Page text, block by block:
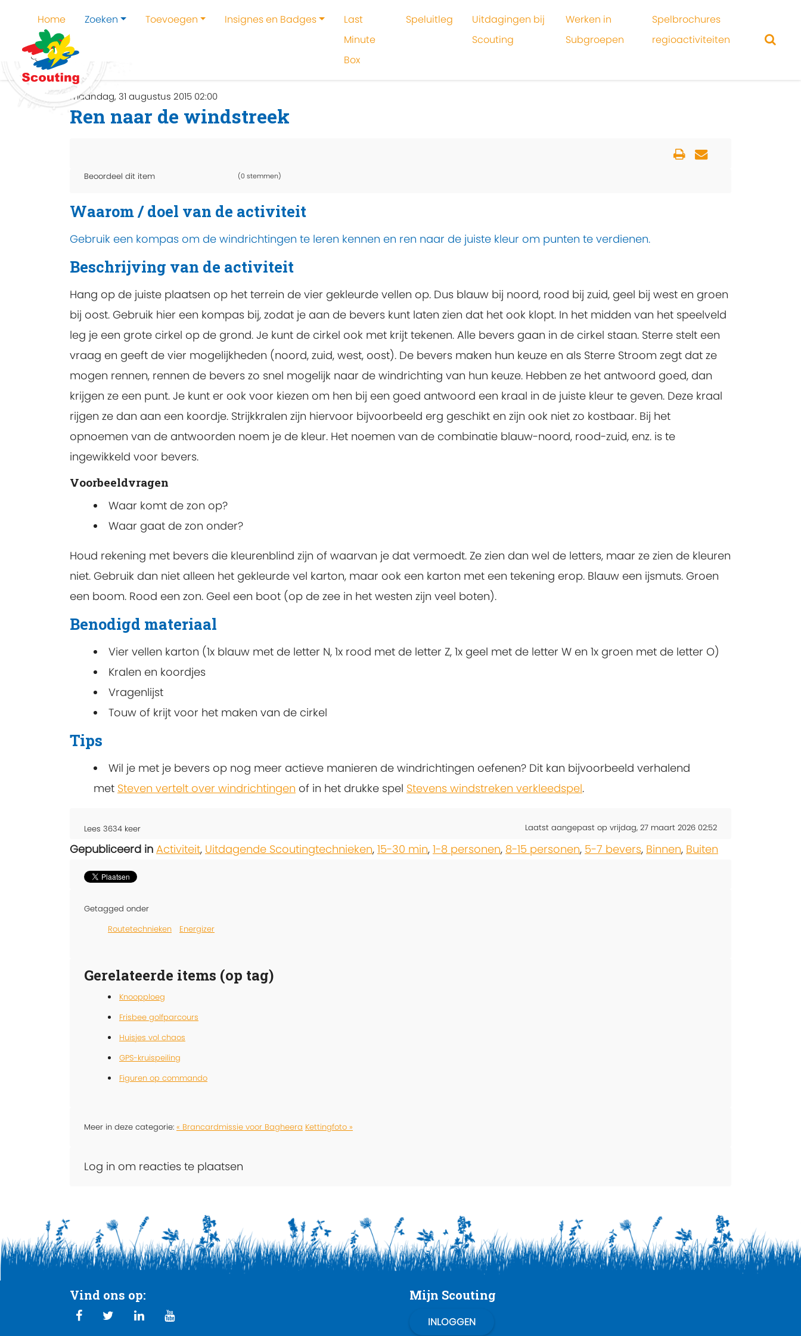
Home Zoeken Toevoegen Insignes en Badges
Last
Minute
Box
Speluitleg
Uitdagingen bij
Scouting
Werken in
Subgroepen
Spelbrochures
regioactiviteiten
Home Ren naar de windstreek
maandag, 31 augustus 2015 02:00
Ren naar de windstreek
Beoordeel dit item (0 stemmen)
Waarom / doel van de activiteit
Gebruik een kompas om de windrichtingen te leren kennen en ren naar de juiste kleur om punten te verdienen.
Beschrijving van de activiteit
Hang op de juiste plaatsen op het terrein de vier gekleurde vellen op. Dus blauw bij noord, rood bij zuid, geel bij west en groen
bij oost. Gebruik hier een kompas bij, zodat je aan de bevers kunt laten zien dat het ook klopt. In het midden van het speelveld
leg je een grote cirkel op de grond. Je kunt de cirkel ook met krijt tekenen. Alle bevers gaan in de cirkel staan. Sterre stelt een
vraag en geeft de vier mogelijkheden (noord, zuid, west, oost). De bevers maken hun keuze en als Sterre Stroom zegt dat ze
mogen rennen, rennen de bevers zo snel mogelijk naar de windrichting van hun keuze. Hebben ze het antwoord goed, dan
krijgen ze een punt. Je kunt er ook voor kiezen om hen bij een goed antwoord een kraal in de juiste kleur te geven. Deze kraal
rijgen ze dan aan een koordje. Strijkkralen zijn hiervoor bijvoorbeeld erg geschikt en zijn ook niet zo kostbaar. Bij het
opnoemen van de antwoorden noem je de kleur. Het noemen van de combinatie blauw-noord, rood-zuid, enz. is te
ingewikkeld voor bevers.
Voorbeeldvragen
Waar komt de zon op?
Waar gaat de zon onder?
Houd rekening met bevers die kleurenblind zijn of waarvan je dat vermoedt. Ze zien dan wel de letters, maar ze zien de kleuren
niet. Gebruik dan niet alleen het gekleurde vel karton, maar ook een karton met een tekening erop. Blauw een ijsmuts. Groen
een boom. Rood een zon. Geel een boot (op de zee in het westen zijn veel boten).
Benodigd materiaal
Vier vellen karton (1x blauw met de letter N, 1x rood met de letter Z, 1x geel met de letter W en 1x groen met de letter O)
Kralen en koordjes
Vragenlijst
Touw of krijt voor het maken van de cirkel
Tips
Wil je met je bevers op nog meer actieve manieren de windrichtingen oefenen? Dit kan bijvoorbeeld verhalend
met Steven vertelt over windrichtingen of in het drukke spel Stevens windstreken verkleedspel.
Lees 3634 keer Laatst aangepast op vrijdag, 27 maart 2026 02:52
Gepubliceerd in Activiteit, Uitdagende Scoutingtechnieken, 15-30 min, 1-8 personen, 8-15 personen, 5-7 bevers, Binnen, Buiten
Getagged onder
Routetechnieken
Energizer
Gerelateerde items (op tag)
Knoopploeg
Frisbee golfparcours
Huisjes vol chaos
GPS-kruispeiling
Figuren op commando
Meer in deze categorie: « Brancardmissie voor Bagheera Kettingfoto »
Log in om reacties te plaatsen
Vind ons op: Mijn Scouting